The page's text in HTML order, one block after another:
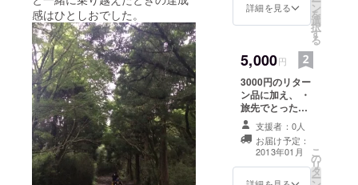
感はひとしおでした。
支援者様のお名
詳細を見る ン
を
選
択
す
る
5,000円
3000円のリター
ン品に加え、 ・
旅先でとった写
真のフォトブッ
ク ※合計で60枚
の写真で冊子を
作成します。旅
先の風景や名
支援者：0人
お届け予定：
2013年01月
こ
の
リ
タ
ー